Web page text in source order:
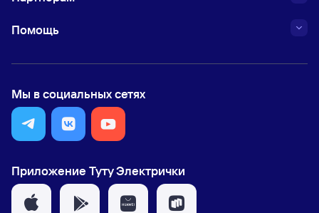
Помощь
Мы в социальных сетях
Приложение Туту Электрички